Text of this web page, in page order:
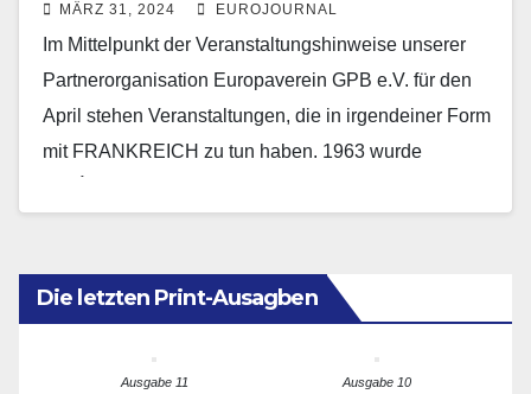
MÄRZ 31, 2024 EUROJOURNAL
Im Mittelpunkt der Veranstaltungshinweise unserer
Partnerorganisation Europaverein GPB e.V. für den
April stehen Veranstaltungen, die in irgendeiner Form
mit FRANKREICH zu tun haben. 1963 wurde
Die letzten Print-Ausagben
Ausgabe 11 Ausgabe 10